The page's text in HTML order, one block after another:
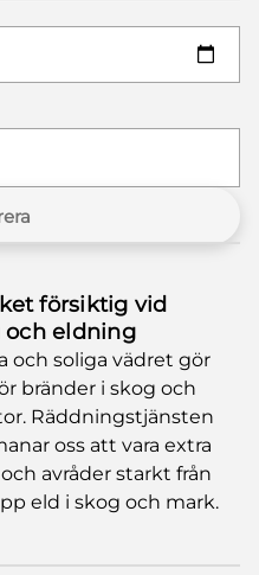
försiktig vid
eldning
och soliga vädret gör
bränder i skog och
Räddningstjänsten
oss att vara extra
avråder starkt från
eld i skog och mark.